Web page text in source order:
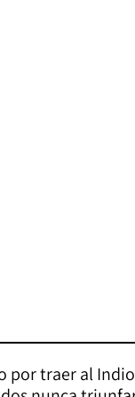
por traer al